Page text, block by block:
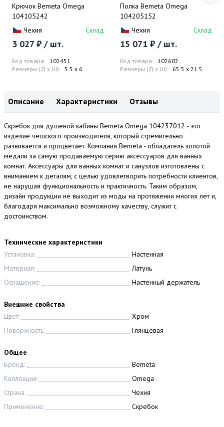
Крючок Bemeta Omega
104105242
Чехия
Склад
3 027 ₽ / шт.
Код товара: 102451
Размеры (Д x Ш): 5.5 x 6
Полка Bemeta Omega
104205152
Чехия
Склад
15 071 ₽ / шт.
Код товара: 102602
Размеры (Д x Ш): 65.5 x 21.5
Описание Характеристики Отзывы
Скребок для душевой кабины Bemeta Omega 104237012 - это
изделие чешского производителя, который стремительно
развивается и процветает. Компания Bemeta - обладатель золотой
медали за самую продаваемую серию аксессуаров для ванных
комнат. Аксессуары для ванных комнат и санузлов изготовлены с
вниманием к деталям, с целью удовлетворить потребности клиентов,
не нарушая функциональность и практичность. Таким образом,
дизайн продукции не выходит из моды на протяжении многих лет и,
благодаря максимально возможному качеству, служит с
достоинством.
Технические характеристики
Установка:
Настенная
Материал:
Латунь
Оснащение:
Настенный держатель
Внешние свойства
Цвет:
Хром
Поверхность:
Глянцевая
Общее
Бренд:
Bemeta
Коллекция:
Omega
Страна:
Чехия
Применение:
Скребок